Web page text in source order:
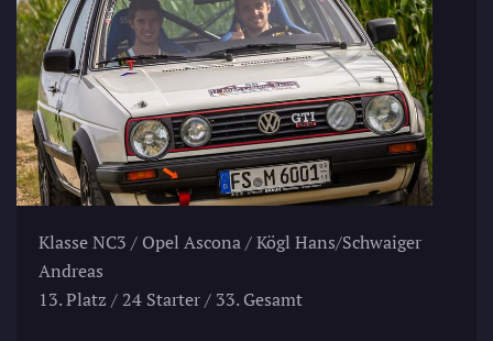
Klasse NC3 / Opel Ascona / Kögl Hans/Schwaiger
Andreas
13. Platz / 24 Starter / 33. Gesamt